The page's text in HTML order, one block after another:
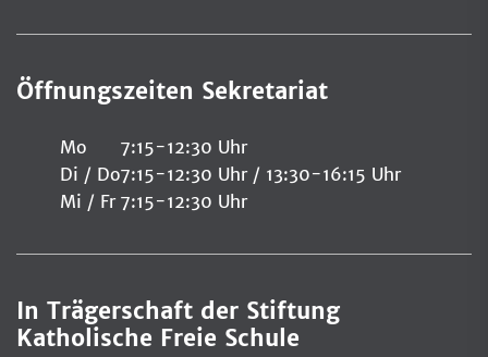
Öffnungszeiten Sekretariat
Mo
7:15-12:30 Uhr
Di / Do7:15-12:30 Uhr / 13:30-16:15 Uhr
Mi / Fr 7:15-12:30 Uhr
In Trägerschaft der Stiftung
Katholische Freie Schule